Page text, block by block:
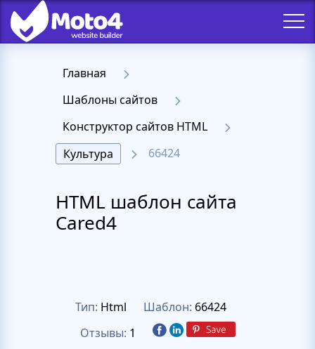
Главная
Шаблоны сайтов
Конструктор сайтов HTML
Культура
66424
HTML шаблон сайта
Cared4
Тип: Html Шаблон: 66424
Отзывы: 1